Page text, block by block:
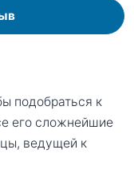
подобраться к
его сложнейшие
ведущей к